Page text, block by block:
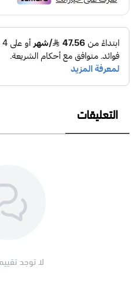
اقتناء فازة ورد صناعي أنيقة هو
لسنوات دون الحاجة للعناية المستمرة،
للمناسبات المختلفة أو لتجديد زوايا
التعليقات
لا توجد